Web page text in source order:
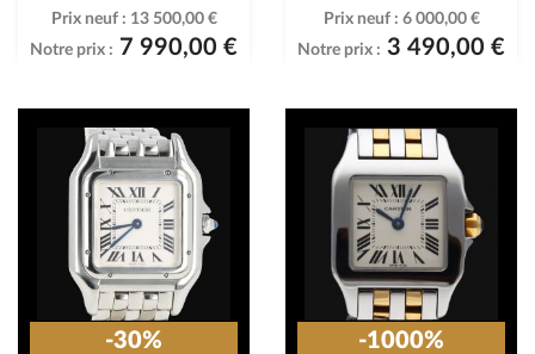
Prix neuf : 13 500,00 €
Notre prix : 7 990,00 €
Prix neuf : 6 000,00 €
Notre prix : 3 490,00 €
-30% -1000%